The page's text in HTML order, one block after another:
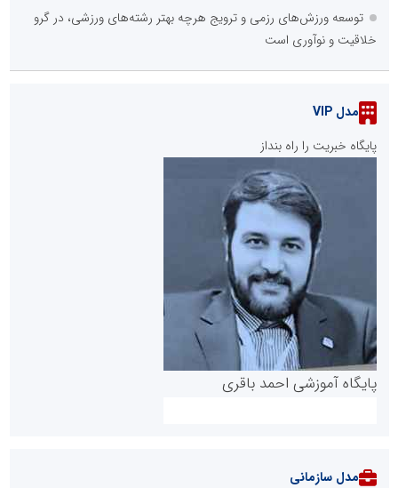
توسعه ورزش‌های رزمی و ترویج هرچه بهتر رشته‌های ورزشی، در گرو
خلاقیت و نوآوری است
مدل VIP
پایگاه خبریت را راه بنداز
پایگاه آموزشی احمد باقری
مدل سازمانی